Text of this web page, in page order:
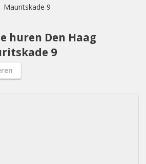
Mauritskade 9
huren Den Haag
9